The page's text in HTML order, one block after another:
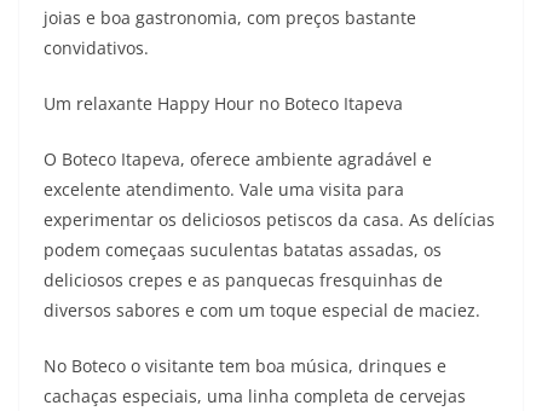
joias e boa gastronomia, com preços bastante
convidativos.
Um relaxante Happy Hour no Boteco Itapeva
O Boteco Itapeva, oferece ambiente agradável e
excelente atendimento. Vale uma visita para
experimentar os deliciosos petiscos da casa. As delícias
podem começaas suculentas batatas assadas, os
deliciosos crepes e as panquecas fresquinhas de
diversos sabores e com um toque especial de maciez.
No Boteco o visitante tem boa música, drinques e
cachaças especiais, uma linha completa de cervejas